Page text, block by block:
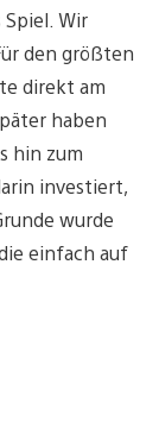
Wir
den größten
direkt am
haben
hin zum
investiert,
wurde
einfach auf